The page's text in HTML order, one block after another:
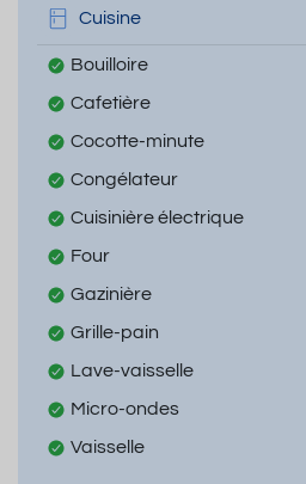
Cuisine
Bouilloire
Cafetière
Cocotte-minute
Congélateur
Cuisinière électrique
Four
Gazinière
Grille-pain
Lave-vaisselle
Micro-ondes
Vaisselle